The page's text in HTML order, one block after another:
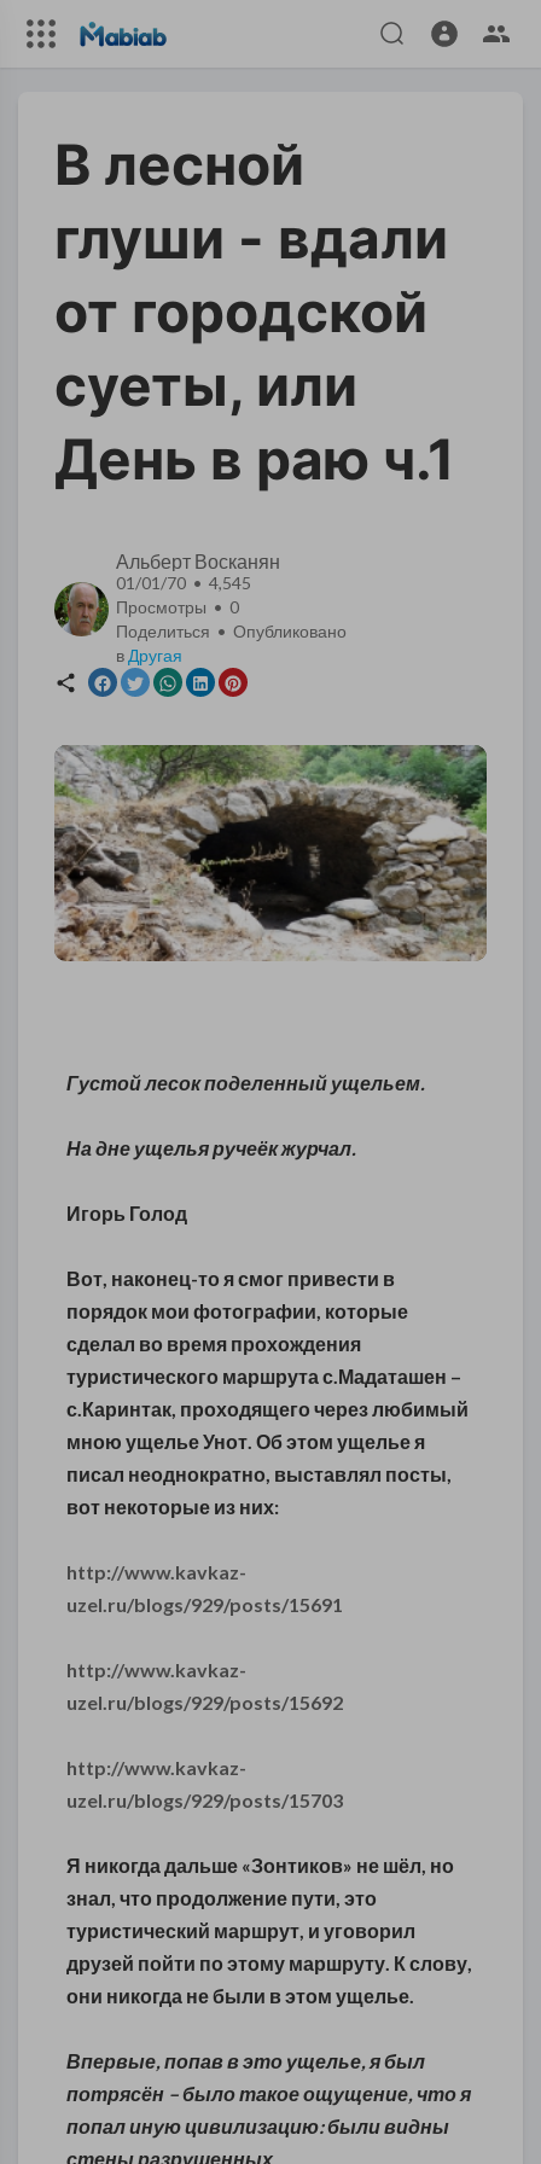
В лесной
глуши - вдали
от городской
суеты, или
День в раю ч.1
Альберт Восканян
01/01/70 • 4,545
Просмотры • 0
Поделиться • Опубликовано
в Другая
Густой лесок поделенный ущельем.
На дне ущелья ручеёк журчал.
Игорь Голод
Вот, наконец-то я смог привести в
порядок мои фотографии, которые
сделал во время прохождения
туристического маршрута с.Мадаташен –
с.Каринтак, проходящего через любимый
мною ущелье Унот. Об этом ущелье я
писал неоднократно, выставлял посты,
вот некоторые из них:
http://www.kavkaz-
uzel.ru/blogs/929/posts/15691
http://www.kavkaz-
uzel.ru/blogs/929/posts/15692
http://www.kavkaz-
uzel.ru/blogs/929/posts/15703
Я никогда дальше «Зонтиков» не шёл, но
знал, что продолжение пути, это
туристический маршрут, и уговорил
друзей пойти по этому маршруту. К слову,
они никогда не были в этом ущелье.
Впервые, попав в это ущелье, я был
потрясён – было такое ощущение, что я
попал иную цивилизацию: были видны
стены разрушенных